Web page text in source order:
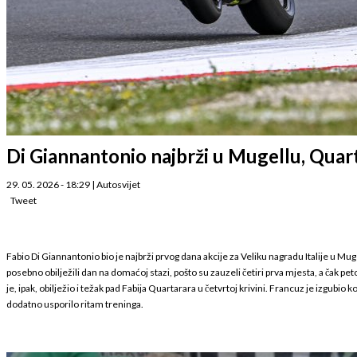
Di Giannantonio najbrži u Mugellu,
29. 05. 2026 - 18:29 | Autosvijet
Tweet
Fabio Di Giannantonio bio je najbrži prvog dana akcije za Veliku nagradu Italije u
posebno obilježili dan na domaćoj stazi, pošto su zauzeli četiri prva mjesta, a čak
je, ipak, obilježio i težak pad Fabija Quartarara u četvrtoj krivini. Francuz je izgubio
dodatno usporilo ritam treninga.